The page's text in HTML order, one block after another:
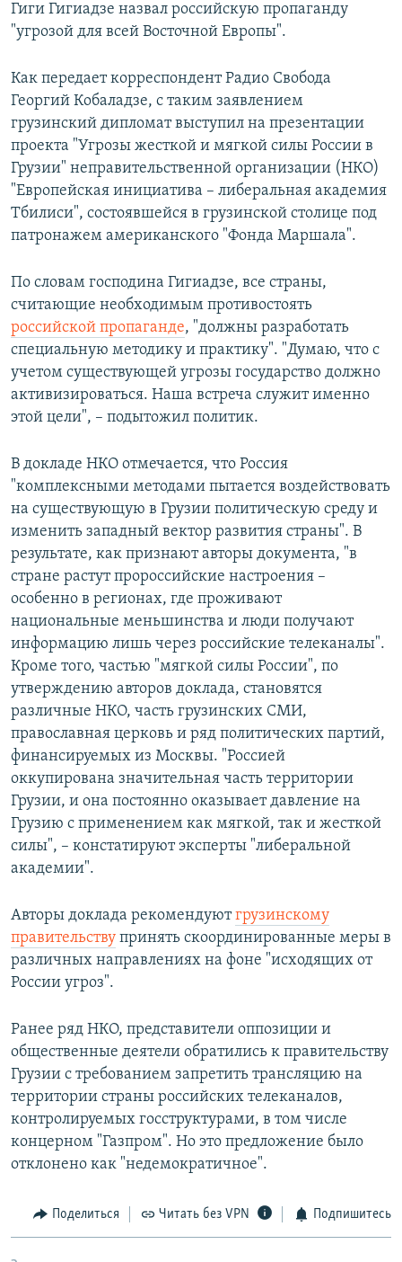
Гиги Гигиадзе назвал российскую пропаганду
"угрозой для всей Восточной Европы".
Как передает корреспондент Радио Свобода
Георгий Кобаладзе, с таким заявлением
грузинский дипломат выступил на презентации
проекта "Угрозы жесткой и мягкой силы России в
Грузии" неправительственной организации (НКО)
"Европейская инициатива – либеральная академия
Тбилиси", состоявшейся в грузинской столице под
патронажем американского "Фонда Маршала".
По словам господина Гигиадзе, все страны,
считающие необходимым противостоять
российской пропаганде, "должны разработать
специальную методику и практику". "Думаю, что с
учетом существующей угрозы государство должно
активизироваться. Наша встреча служит именно
этой цели", – подытожил политик.
В докладе НКО отмечается, что Россия
"комплексными методами пытается воздействовать
на существующую в Грузии политическую среду и
изменить западный вектор развития страны". В
результате, как признают авторы документа, "в
стране растут пророссийские настроения –
особенно в регионах, где проживают
национальные меньшинства и люди получают
информацию лишь через российские телеканалы".
Кроме того, частью "мягкой силы России", по
утверждению авторов доклада, становятся
различные НКО, часть грузинских СМИ,
православная церковь и ряд политических партий,
финансируемых из Москвы. "Россией
оккупирована значительная часть территории
Грузии, и она постоянно оказывает давление на
Грузию с применением как мягкой, так и жесткой
силы", – констатируют эксперты "либеральной
академии".
Авторы доклада рекомендуютгрузинскому
правительству принять скоординированные меры в
различных направлениях на фоне "исходящих от
России угроз".
Ранее ряд НКО, представители оппозиции и
общественные деятели обратились к правительству
Грузии с требованием запретить трансляцию на
территории страны российских телеканалов,
контролируемых госструктурами, в том числе
концерном "Газпром". Но это предложение было
отклонено как "недемократичное".
Поделиться Читать без VPN Подпишитесь